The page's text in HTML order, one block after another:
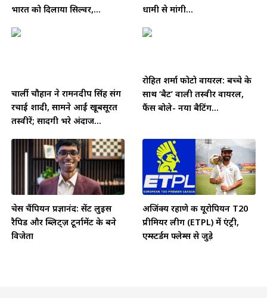
भारत को दिलाया सिल्वर,...
धामी से मांगी...
चार्ली चौहान ने रामनदीप सिंह संग
रचाई शादी, सामने आईं खूबसूरत
तस्वीरें; सादगी भरे अंदाज...
रोहित शर्मा फोटो वायरल: बच्चे के
साथ ‘बैट’ वाली तस्वीर वायरल,
फैंस बोले- नया बैटिंग...
चेस चैंपियन प्रज्ञानंद: सेंट लुइस
रैपिड और ब्लिट्ज़ टूर्नामेंट के बने
विजेता
अजिंक्य रहाणे की यूरोपियन T20
प्रीमियर लीग (ETPL) में एंट्री,
एम्स्टर्डम फ्लेम्स से जुड़े